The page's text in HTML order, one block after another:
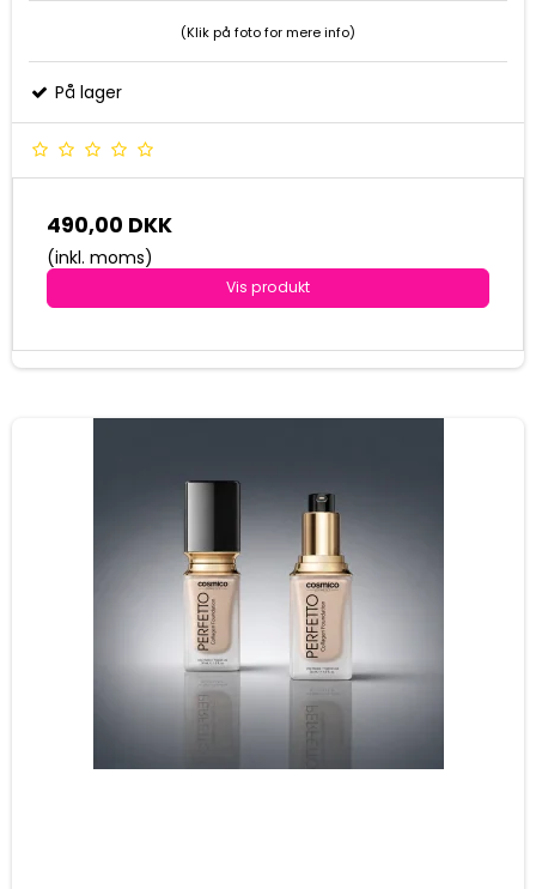
(Klik på foto for mere info)
På lager
490,00 DKK
(inkl. moms)
Vis produkt